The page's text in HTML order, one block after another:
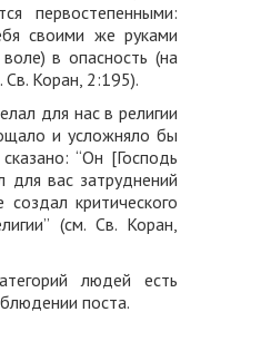
первостепенными:
своими же руками
в опасность (на
Св. Коран, 2:195).
для нас в религии
и усложняло бы
“Он [Господь
для вас затруднений
создал критического
(см. Св. Коран,
людей есть
поста.